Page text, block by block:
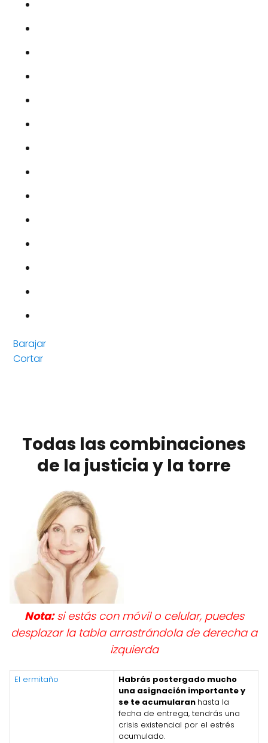
Barajar
Cortar
Todas las combinaciones
de la justicia y la torre
Nota:si estás con móvil o celular, puedes
desplazar la tabla arrastrándola de derecha a
izquierda
El ermitaño
Habrás postergado mucho
una asignación importante y
se te acumularan hasta la
fecha de entrega, tendrás una
crisis existencial por el estrés
acumulado.